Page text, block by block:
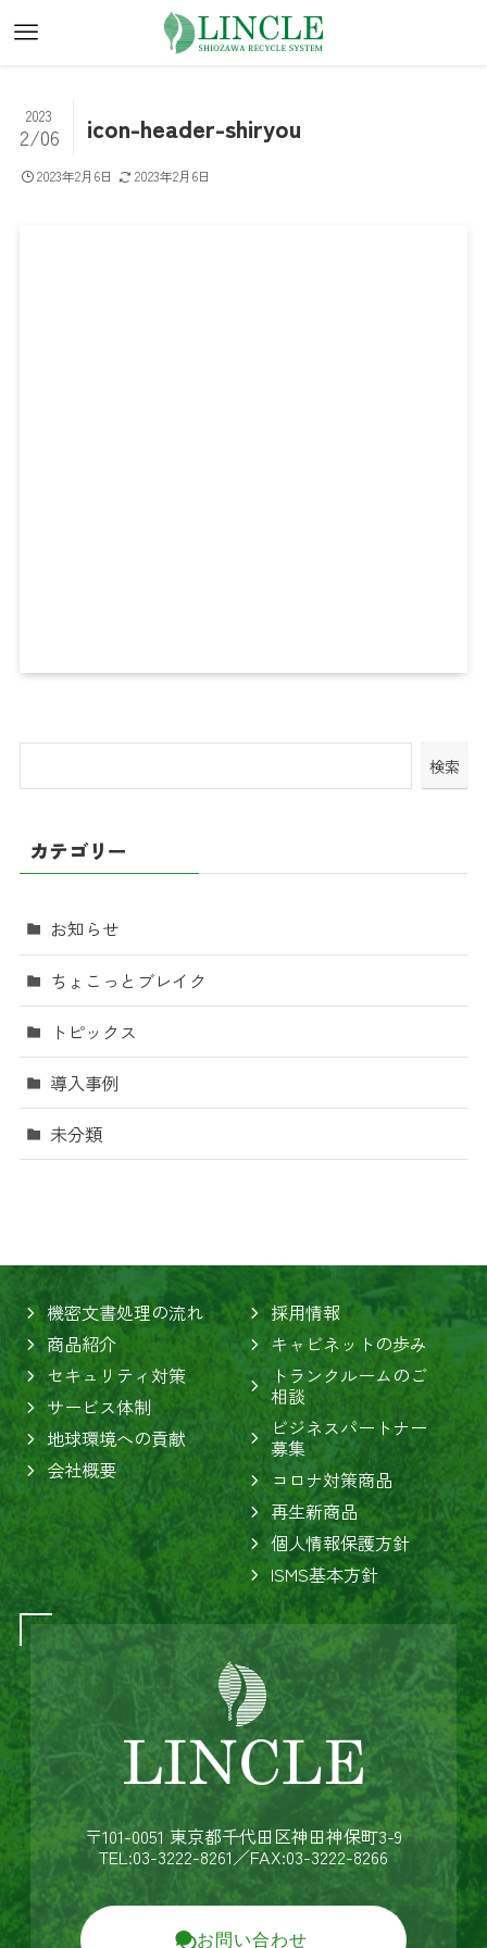
icon-header-shiryou
2023
2/06
2023年2月6日 2023年2月6日
検索
カテゴリー
お知らせ
ちょこっとブレイク
トピックス
導入事例
未分類
機密文書処理の流れ
商品紹介
セキュリティ対策
サービス体制
地球環境への貢献
会社概要
採用情報
キャビネットの歩み
トランクルームのご
相談
ビジネスパートナー
募集
コロナ対策商品
再生新商品
個人情報保護方針
ISMS基本方針
〒101-0051 東京都千代田区神田神保町3-9
TEL:03-3222-8261／FAX:03-3222-8266
お問い合わせ